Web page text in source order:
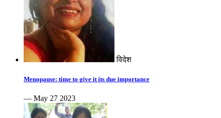
विदेश
Menopause: time to give it its due importance
— May 27 2023